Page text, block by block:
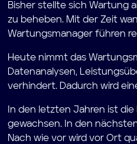
Bisher stellte sich Wartung
zu beheben. Mit der Zeit
Wartungsmanager führen
Heute nimmt das
Datenanalysen,
verhindert. Dadurch wird
In den letzten Jahren ist
gewachsen. In den
Nach wie vor wird vor Ort